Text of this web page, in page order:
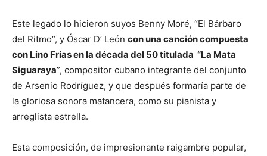
Este legado lo hicieron suyos Benny Moré, “El Bárbaro
del Ritmo”, y Óscar D’ León con una canción compuesta
con Lino Frías en la década del 50 titulada “La Mata
Siguaraya”, compositor cubano integrante del conjunto
de Arsenio Rodríguez, y que después formaría parte de
la gloriosa sonora matancera, como su pianista y
arreglista estrella.
Esta composición, de impresionante raigambre popular,